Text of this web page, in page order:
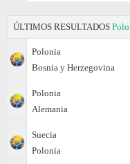
ÚLTIMOS RESULTADOS
Polonia
Bosnia y Herzegovina
Polonia
Alemania
Suecia
Polonia